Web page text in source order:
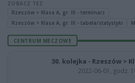
ZOBACZ TEŻ
Rzeszów > Klasa A, gr. III - terminarz
Rzeszów > Klasa A, gr. III - tabela/statystyki
CENTRUM MECZOWE
30. kolejka - Rzeszów >
2022-06-01, godz.